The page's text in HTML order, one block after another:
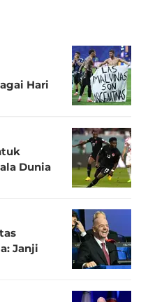
Hari
Dunia
Janji